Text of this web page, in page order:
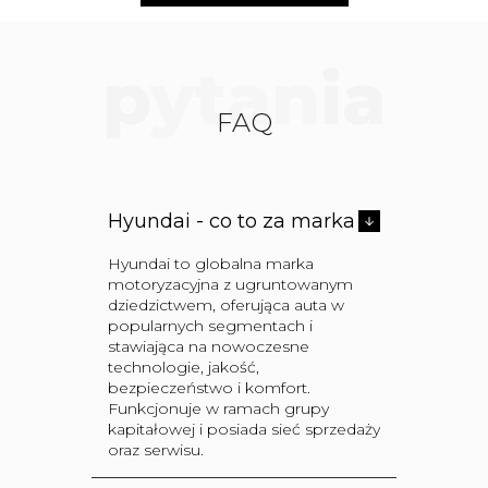
Hyundai - co to za marka
Hyundai to globalna marka
motoryzacyjna z ugruntowanym
dziedzictwem, oferująca auta w
popularnych segmentach i
stawiająca na nowoczesne
technologie, jakość,
bezpieczeństwo i komfort.
Funkcjonuje w ramach grupy
kapitałowej i posiada sieć sprzedaży
oraz serwisu.
FAQ
ytan